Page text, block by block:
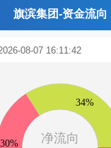
旗滨集团-资金流向
08-07 16:11:42